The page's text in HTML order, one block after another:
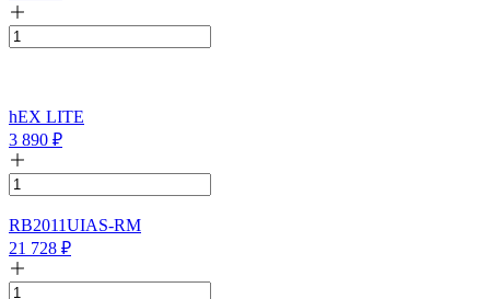
hEX LITE
3 890 ₽
RB2011UIAS-RM
21 728 ₽